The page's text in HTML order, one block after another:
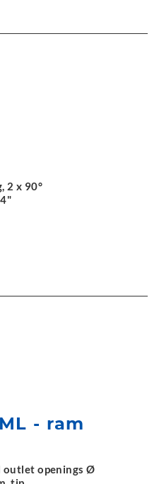
2 x 90°
- ram
outlet openings Ø